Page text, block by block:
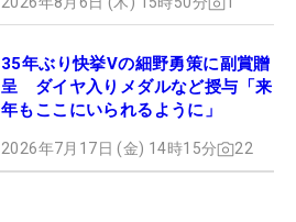
35年ぶり快挙Vの細野勇策に副賞贈
呈 ダイヤ入りメダルなど授与「来
年もここにいられるように」
2026年7月17日 (金) 14時15分 22